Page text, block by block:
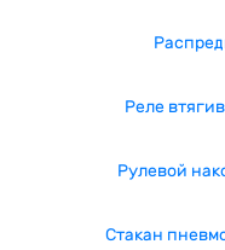
Реле
Рулевой
Стакан